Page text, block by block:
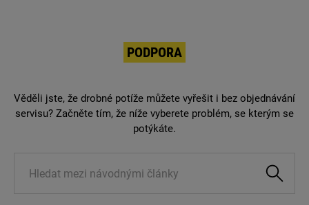
PODPORA
Věděli jste, že drobné potíže můžete vyřešit i bez objednávání
servisu? Začněte tím, že níže vyberete problém, se kterým se
potýkáte.
Management